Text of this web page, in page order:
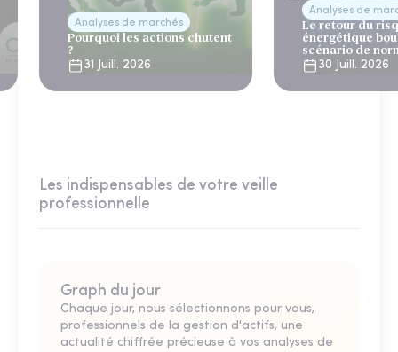
Analyses de marchés
Pourquoi les actions chutent
?
31 Juill. 2026
Analyses de
Le retour du
énergétique
scénario de
30 Juill. 2026
Les indispensables de votre veille
professionnelle
Graph du jour
Chaque jour, nous sélectionnons pour vous,
professionnels de la gestion d'actifs, une
actualité chiffrée précieuse à vos analyses de